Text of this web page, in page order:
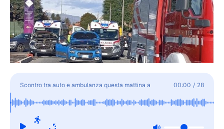
Scontro tra auto e ambulanza questa mattina a
Borgomanero
00:00 / 28